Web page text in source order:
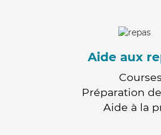
Aide aux
Courses
Préparation
Aide à la